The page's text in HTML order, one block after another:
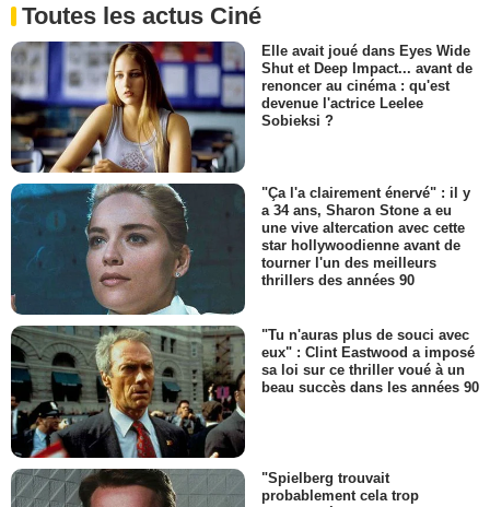
Toutes les actus Ciné
Elle avait joué dans Eyes Wide
Shut et Deep Impact... avant de
renoncer au cinéma : qu'est
devenue l'actrice Leelee
Sobieksi ?
"Ça l'a clairement énervé" : il y
a 34 ans, Sharon Stone a eu
une vive altercation avec cette
star hollywoodienne avant de
tourner l'un des meilleurs
thrillers des années 90
"Tu n'auras plus de souci avec
eux" : Clint Eastwood a imposé
sa loi sur ce thriller voué à un
beau succès dans les années 90
"Spielberg trouvait
probablement cela trop